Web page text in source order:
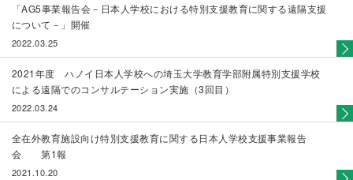
「AG5事業報告会－日本人学校における特別支援教育に関する遠隔支援
について－」開催
2022.03.25
2021年度 ハノイ日本人学校への埼玉大学教育学部附属特別支援学校
による遠隔でのコンサルテーション実施（3回目）
2022.03.24
全在外教育施設向け特別支援教育に関する日本人学校支援事業報告
会 第1報
2021.10.20